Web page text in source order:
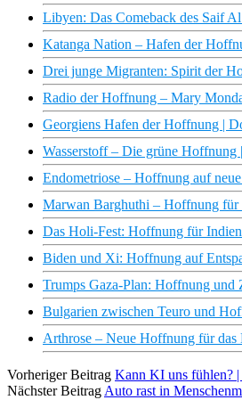
Libyen: Das Comeback des Saif
Katanga Nation – Hafen der
Drei junge Migranten: Spirit der
Radio der Hoffnung – Mary
Georgiens Hafen der Hoffnung |
Wasserstoff – Die grüne
Endometriose – Hoffnung auf
Marwan Barghuthi – Hoffnung
Das Holi-Fest: Hoffnung für
Biden und Xi: Hoffnung auf
Trumps Gaza-Plan: Hoffnung
Bulgarien zwischen Teuro und
Arthrose – Neue Hoffnung für
Vorheriger Beitrag Kann KI uns fühlen?
Nächster Beitrag Auto rast in